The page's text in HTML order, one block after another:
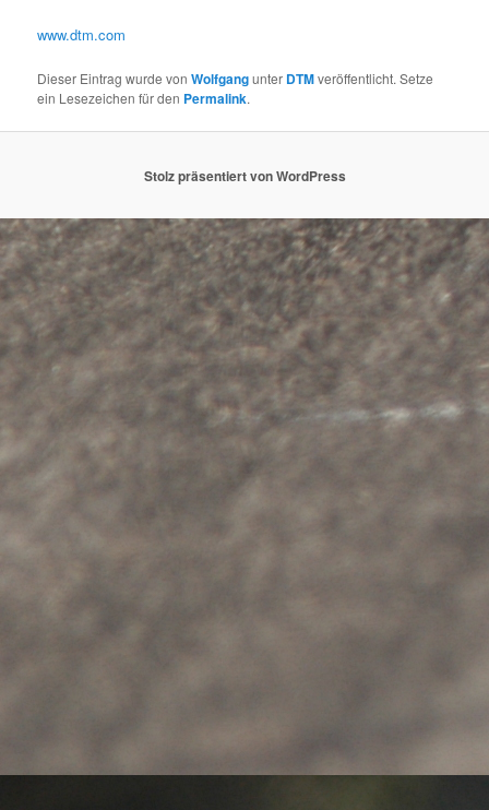
www.dtm.com
Dieser Eintrag wurde vonWolfgangunter DTMveröffentlicht. Setze
ein Lesezeichen für den Permalink.
Stolz präsentiert von WordPress